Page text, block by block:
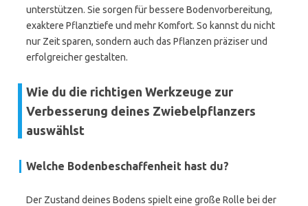
unterstützen. Sie sorgen für bessere Bodenvorbereitung,
exaktere Pflanztiefe und mehr Komfort. So kannst du nicht
nur Zeit sparen, sondern auch das Pflanzen präziser und
erfolgreicher gestalten.
Wie du die richtigen Werkzeuge zur
Verbesserung deines Zwiebelpflanzers
auswählst
Welche Bodenbeschaffenheit hast du?
Der Zustand deines Bodens spielt eine große Rolle bei der